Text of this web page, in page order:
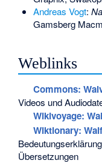
Andreas Vogt:
Gamsberg
Weblinks
Commons:
Videos und
Wikivoyage:
Wiktionary:
Übersetzungen